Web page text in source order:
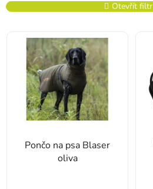
Otevřít filtr
Pončo na psa Blaser
oliva